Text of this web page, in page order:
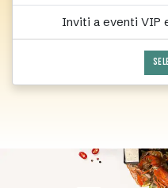
Inviti a eventi VIP